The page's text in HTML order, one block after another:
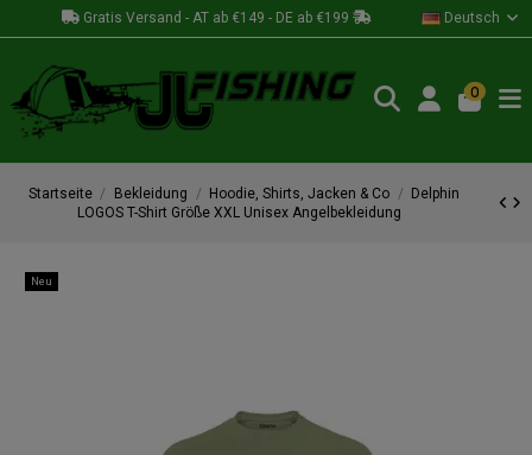
Gratis Versand - AT ab €149 - DE ab €199 Deutsch
0
Startseite Bekleidung Hoodie, Shirts, Jacken & Co
Delphin
LOGOS T-Shirt Größe XXL Unisex Angelbekleidung
Neu